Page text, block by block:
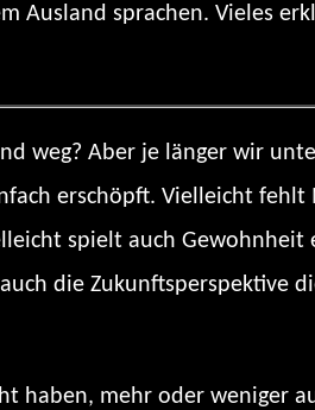
Ausland sprachen. Vieles
weg? Aber je länger wir
erschöpft. Vielleicht fehlt
spielt auch Gewohnheit
die Zukunftsperspektive
haben, mehr oder weniger